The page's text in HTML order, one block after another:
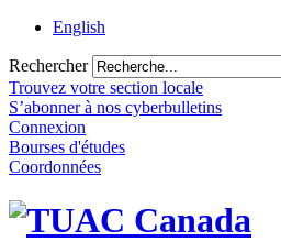
English
Rechercher
Trouvez votre section locale
S’abonner à nos cyberbulletins
Connexion
Bourses d'études
Coordonnées